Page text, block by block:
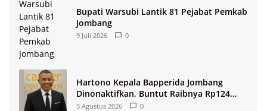
Bupati Warsubi Lantik 81 Pejabat Pemkab
Jombang
9 Juli 2026 0
Hartono Kepala Bapperida Jombang
Dinonaktifkan, Buntut Raibnya Rp124
Miliar Kas KPRI Sejahtera
5 Agustus 2026 0